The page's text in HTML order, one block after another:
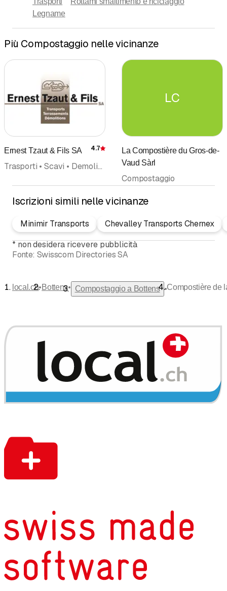
Legname
Più Compostaggio nelle vicinanze
Ernest Tzaut & Fils SA Recensione
4.7
Trasporti • Scavi • Demolizione calcestruzzo • Compostaggio
LC
La Compostière du Gros-de-
Vaud Sàrl
Compostaggio
Iscrizioni simili nelle vicinanze
Minimir Transports
Chevalley Transports Chernex
* non desidera ricevere pubblicità
Fonte: Swisscom Directories SA
local.ch•Bottens• Compostaggio a Bottens •Compostière de